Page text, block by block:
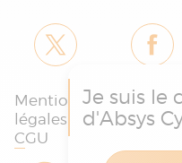
Mentions
légales et
CGU
Je suis le
d'Absys